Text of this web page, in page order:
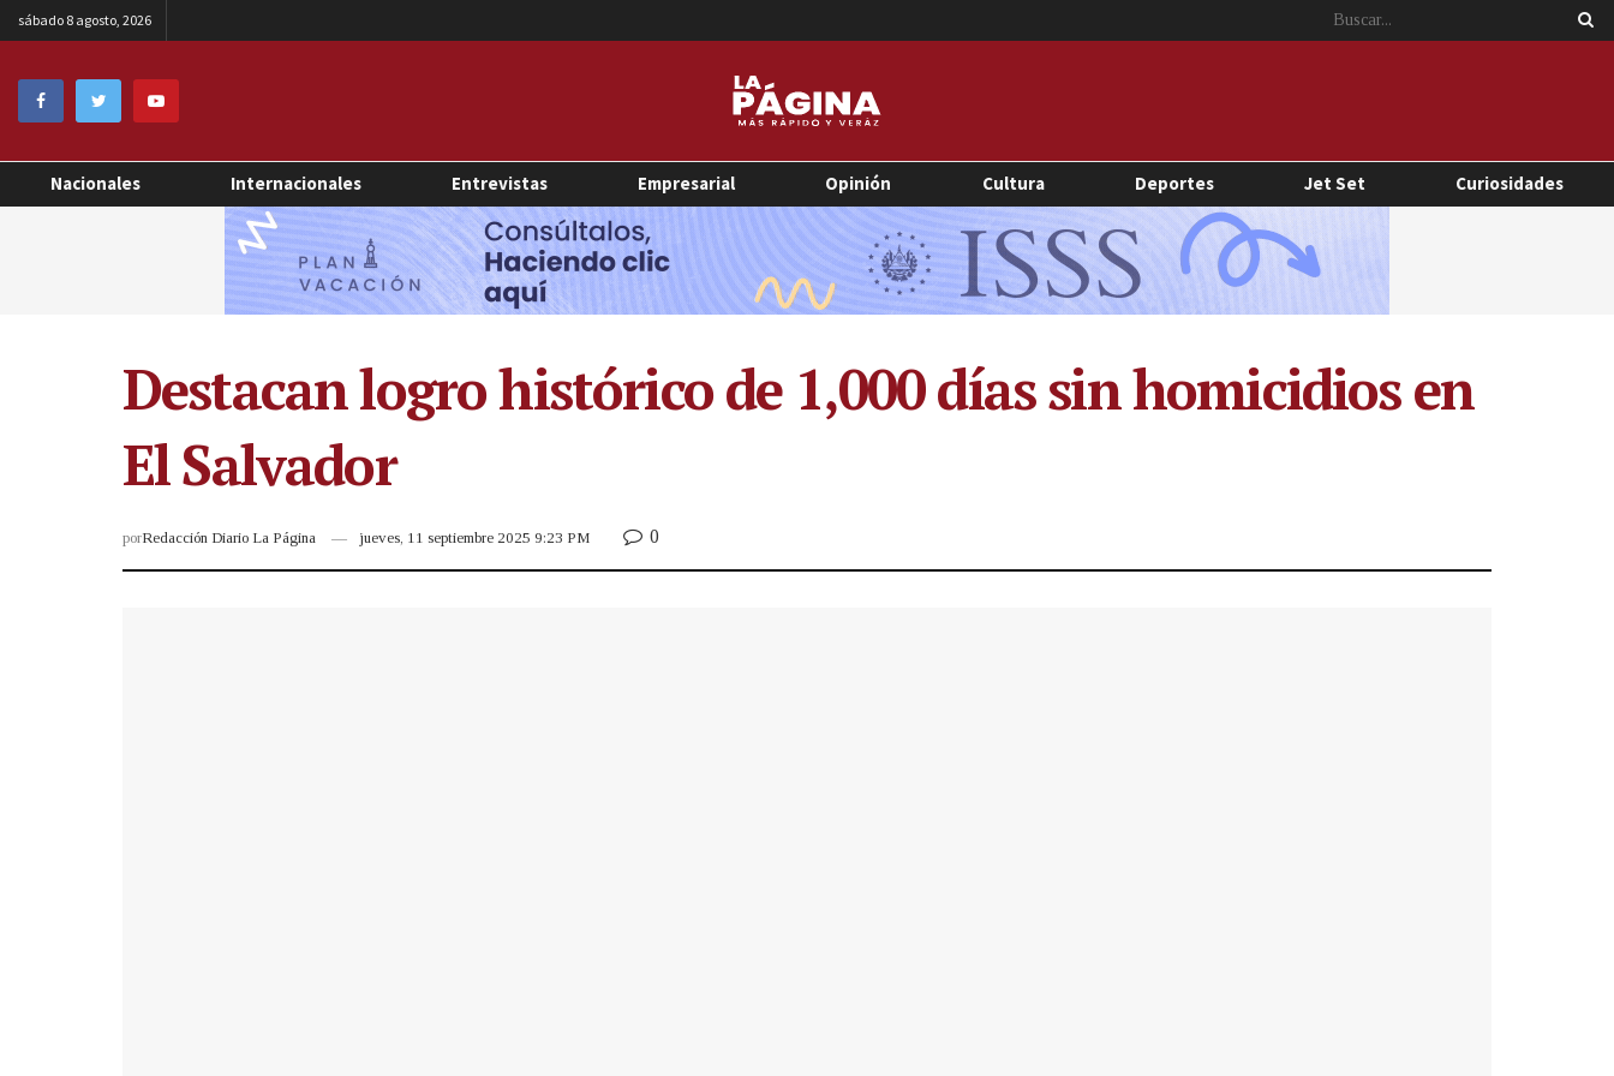
sábado 8 agosto, 2026
Nacionales Internacionales Entrevistas Empresarial Opinión Cultura Deportes Jet Set Curiosidades
Destacan logro histórico de 1,000 días sin homicidios en
El Salvador
porRedacción Diario La Página jueves, 11 septiembre 2025 9:23 PM 0